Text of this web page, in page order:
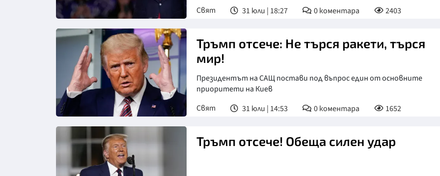
Снимка: АП/БТА
Свят
31 юли | 18:27 0коментара 2403
Тръмп отсече: Не търся ракети, търся
мир!
Президентът на САЩ постави под въпрос един от основните
приоритети на Киев
Свят
31 юли | 14:53 0коментара 1652
Тръмп отсече! Обеща силен удар